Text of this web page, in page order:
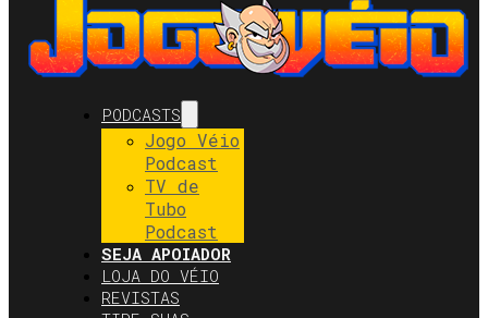
PODCASTS
Jogo Véio
Podcast
TV de
Tubo
Podcast
SEJA APOIADOR
LOJA DO VÉIO
REVISTAS